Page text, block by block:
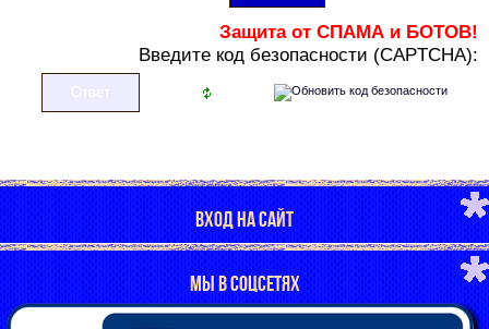
Защита от СПАМА и БОТОВ!
Введите код безопасности (CAPTCHA):
ВХОД НА САЙТ
МЫ В СОЦСЕТЯХ